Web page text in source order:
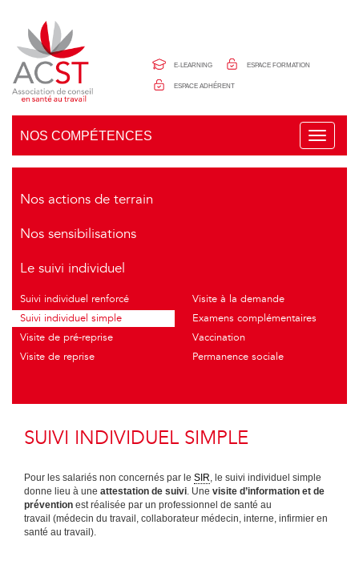
E-LEARNING ESPACE FORMATION
ESPACE ADHÉRENT
NOS COMPÉTENCES
T
o
Nos actions de terrain
Nos sensibilisations
Le suivi individuel
Suivi individuel renforcé
Suivi individuel simple
Visite de pré-reprise
Visite de reprise
Visite à la demande
Examens complémentaires
Vaccination
Permanence sociale
SUIVI INDIVIDUEL SIMPLE
Pour les salariés non concernés par le SIR , le suivi individuel simple
donne lieu à une attestation de suivi . Une visite d’information et de
prévention est réalisée par un professionnel de santé au
travail (médecin du travail, collaborateur médecin, interne, infirmier en
santé au travail).